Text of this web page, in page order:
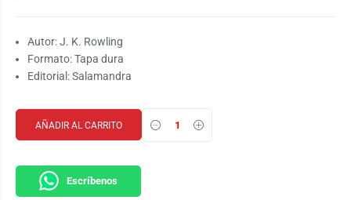
Autor: J. K. Rowling
Formato: Tapa dura
Editorial: Salamandra
AÑADIR AL CARRITO
Escríbenos